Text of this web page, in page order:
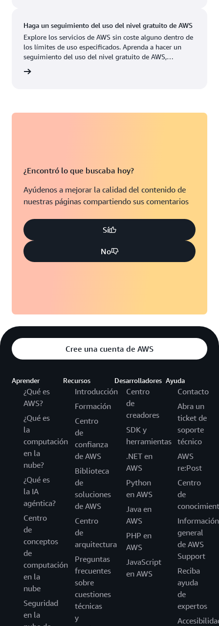
Texas
Denver, Colorado
Hayward, California
Miami, Florida
Minneapolis, Minnesota
Montreal, Quebec
Portland, Oregón
Querétaro, México
Seattle, Washington
Bahía de Tampa, Florida
Toronto, Ontario
Haga un seguimiento del uso del nivel gratuito de AWS
Explore los servicios de AWS sin coste alguno dentro de
los límites de uso especificados. Aprenda a hacer un
seguimiento del uso del nivel gratuito de AWS,
este tutorial de 10 minutos.
¿Encontró lo que buscaba hoy?
Ayúdenos a mejorar la calidad del contenido de
nuestras páginas compartiendo sus comentarios
Sí
No
Cree una cuenta de AWS
Aprender
¿Qué es
AWS?
¿Qué es
la
computación
en la
nube?
¿Qué es
la IA
agéntica?
Centro
de
conceptos
de
computación
en la
nube
Seguridad
en la
Recursos
Introducción
Formación
Centro
de
confianza
de AWS
Biblioteca
de
soluciones
de AWS
Centro
de
arquitectura
Preguntas
frecuentes
sobre
cuestiones
técnicas
y
Desarrolladores
Centro
de
creadores
SDK y
herramientas
.NET en
AWS
Python
en AWS
Java en
AWS
PHP en
AWS
JavaScript
en AWS
Ayuda
Contacto
Abra un
ticket de
soporte
técnico
AWS
re:Post
Centro
de
Información
general
de AWS
Support
Reciba
ayuda
de
expertos